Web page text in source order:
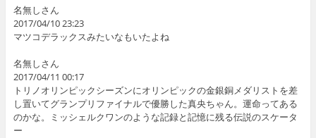
名無しさん
2017/04/10 23:23
マツコデラックスみたいなもいたよね
名無しさん
2017/04/11 00:17
トリノオリンピックシーズンにオリンピックの金銀銅メダリストを差
し置いてグランプリファイナルで優勝した真央ちゃん。運命ってある
のかな。ミッシェルクワンのような記録と記憶に残る伝説のスケータ
ー